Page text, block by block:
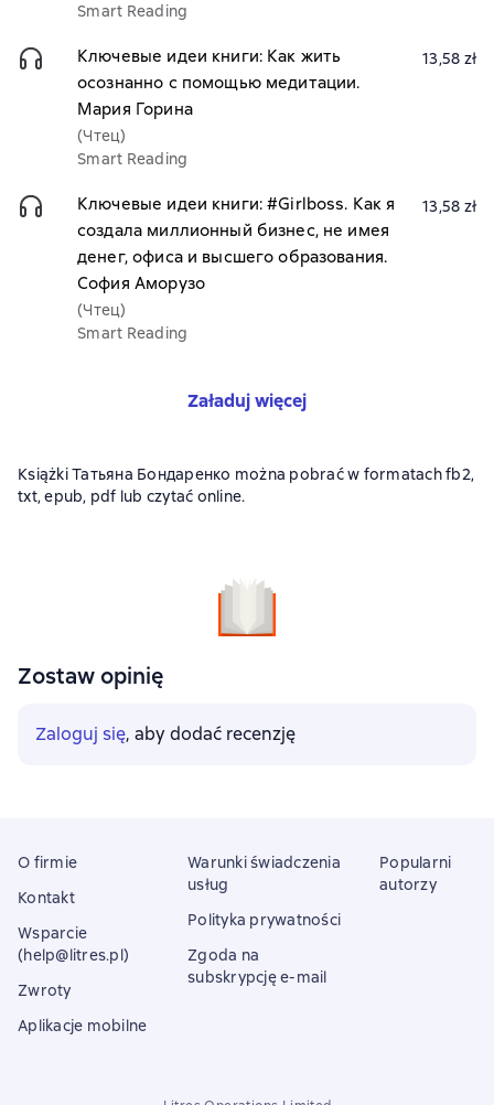
Smart Reading
Ключевые идеи книги: Как жить
осознанно с помощью медитации.
Мария Горина
(Чтец)
Smart Reading
13,58 zł
Ключевые идеи книги: #Girlboss. Как я
создала миллионный бизнес, не имея
денег, офиса и высшего образования.
София Аморузо
(Чтец)
Smart Reading
13,58 zł
Załaduj więcej
Książki Татьяна Бондаренко można pobrać w formatach fb2,
txt, epub, pdf lub czytać online.
Zostaw opinię
Zaloguj się, aby dodać recenzję
O firmie
Kontakt
Wsparcie
(help@litres.pl)
Zwroty
Aplikacje mobilne
Warunki świadczenia
usług
Polityka prywatności
Zgoda na
subskrypcję e-mail
Popularni
autorzy